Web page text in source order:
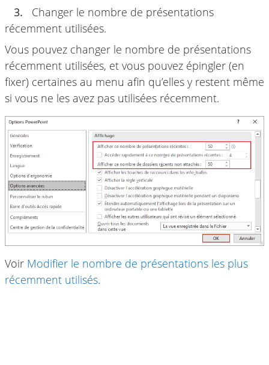
3.
Changer le nombre de présentations
récemment utilisées.
Vous pouvez changer le nombre de présentations
récemment utilisées, et vous pouvez épingler (en
fixer) certaines au menu afin qu’elles y restent même
si vous ne les avez pas utilisées récemment.
Voir Modifier le nombre de présentations les plus
récemment utilisés.